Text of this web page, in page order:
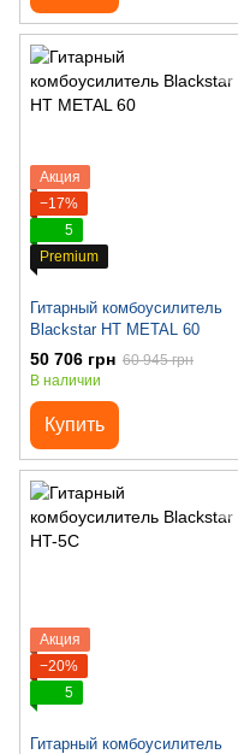
Акция
−17%
5
Premium
Гитарный комбоусилитель
Blackstar HT METAL 60
50 706 грн 60 945 грн
В наличии
Купить
Акция
−20%
5
Гитарный комбоусилитель